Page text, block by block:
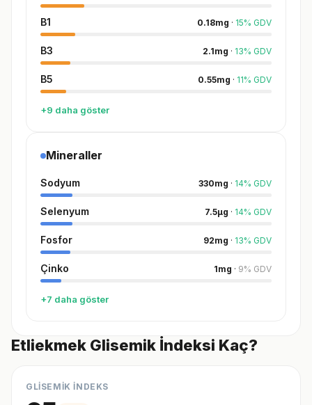
B1 0.18mg · 15% GDV
B3 2.1mg · 13% GDV
B5 0.55mg · 11% GDV
+9 daha göster
Mineraller
Sodyum 330mg · 14% GDV
Selenyum 7.5µg · 14% GDV
Fosfor 92mg · 13% GDV
Çinko 1mg · 9% GDV
+7 daha göster
Etliekmek Glisemik İndeksi Kaç?
GLİSEMİK İNDEKS